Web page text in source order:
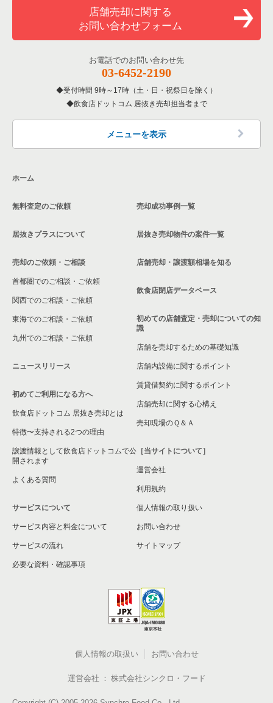
店舗売却に関する
お問い合わせフォーム
お電話でのお問い合わせ先
03-6452-2190
受付時間 9時～17時（土・日・祝祭日を除く）
飲食店ドットコム 居抜き売却担当者まで
メニューを表示
ホーム
無料査定のご依頼
居抜きプラスについて
売却のご依頼・ご相談
首都圏でのご相談・ご依頼
関西でのご相談・ご依頼
東海でのご相談・ご依頼
九州でのご相談・ご依頼
ニュースリリース
初めてご利用になる方へ
飲食店ドットコム 居抜き売却とは
特徴〜支持される2つの理由
譲渡情報として飲食店ドットコムで公
開されます
よくある質問
サービスについて
サービス内容と料金について
サービスの流れ
必要な資料・確認事項
売却成功事例一覧
居抜き売却物件の案件一覧
店舗売却・譲渡額相場を知る
飲食店閉店データベース
初めての店舗査定・売却についての知
識
店舗を売却するための基礎知識
店舗内設備に関するポイント
賃貸借契約に関するポイント
店舗売却に関する心構え
売却現場のＱ＆Ａ
［当サイトについて］
運営会社
利用規約
個人情報の取り扱い
お問い合わせ
サイトマップ
個人情報の取扱い お問い合わせ
運営会社 株式会社シンクロ・フード